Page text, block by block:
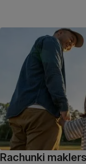
Rachunki